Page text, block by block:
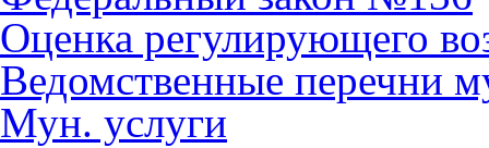
Оценка регулирующего
Ведомственные перечни
Мун. услуги